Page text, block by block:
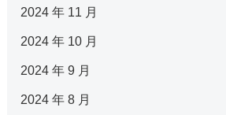
2024 年 11 月
2024 年 10 月
2024 年 9 月
2024 年 8 月